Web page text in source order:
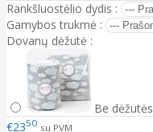
Rankšluostėlio dydis :
Gamybos trukmė :
Dovanų dėžutė :
Be dėžutės
€2350 su PVM